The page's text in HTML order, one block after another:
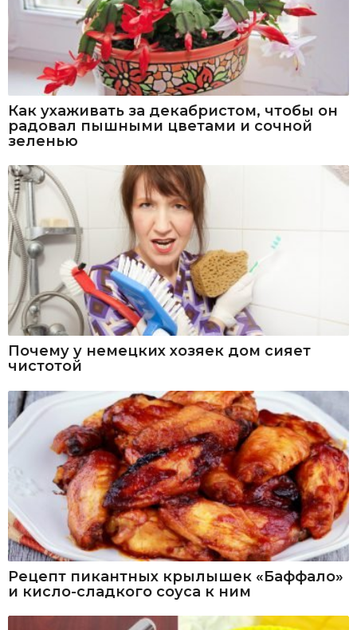
Как ухаживать за декабристом, чтобы он
радовал пышными цветами и сочной
зеленью
Почему у немецких хозяек дом сияет
чистотой
Рецепт пикантных крылышек «Баффало»
и кисло-сладкого соуса к ним